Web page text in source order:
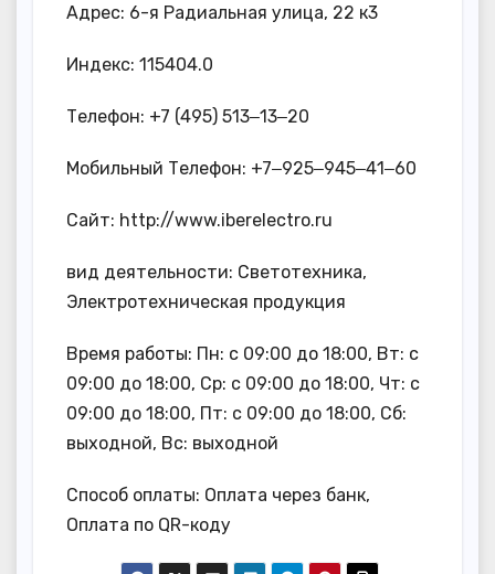
Адрес: 6-я Радиальная улица, 22 к3
Индекс: 115404.0
Телефон: +7 (495) 513‒13‒20
Мобильный Телефон: +7‒925‒945‒41‒60
Сайт: http://www.iberelectro.ru
вид деятельности: Светотехника,
Электротехническая продукция
Время работы: Пн: с 09:00 до 18:00, Вт: с
09:00 до 18:00, Ср: с 09:00 до 18:00, Чт: с
09:00 до 18:00, Пт: с 09:00 до 18:00, Сб:
выходной, Вс: выходной
Способ оплаты: Оплата через банк,
Оплата по QR-коду